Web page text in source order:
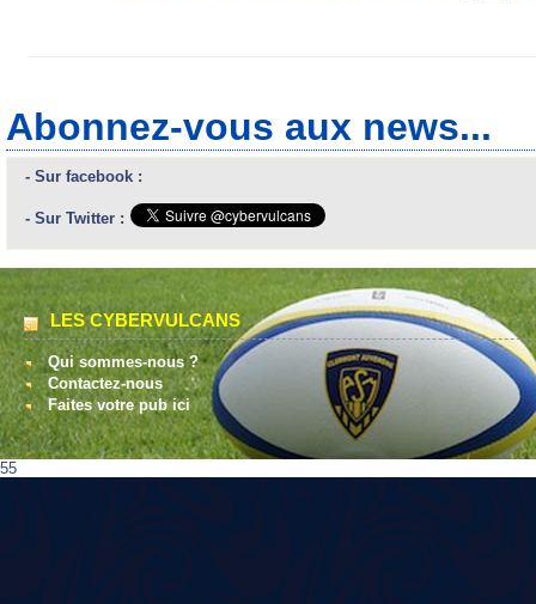
Abonnez-vous aux news...
- Sur facebook :
- Sur Twitter :
LES CYBERVULCANS
Qui sommes-nous ?
Contactez-nous
Faites votre pub ici
55